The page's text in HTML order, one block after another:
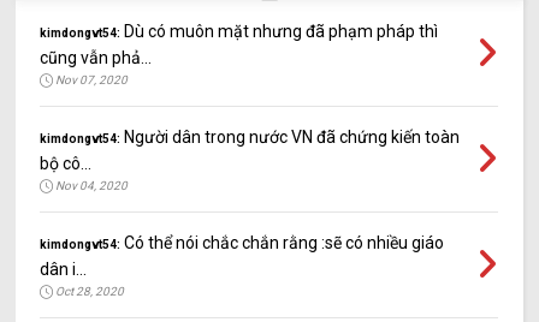
kimdongvt54: Dù có muôn mặt nhưng đã phạm pháp thì
cũng vẫn phả...
Nov 07, 2020
kimdongvt54: Người dân trong nước VN đã chứng kiến toàn
bộ cô...
Nov 04, 2020
kimdongvt54: Có thể nói chắc chắn rằng :sẽ có nhiều giáo
dân i...
Oct 28, 2020